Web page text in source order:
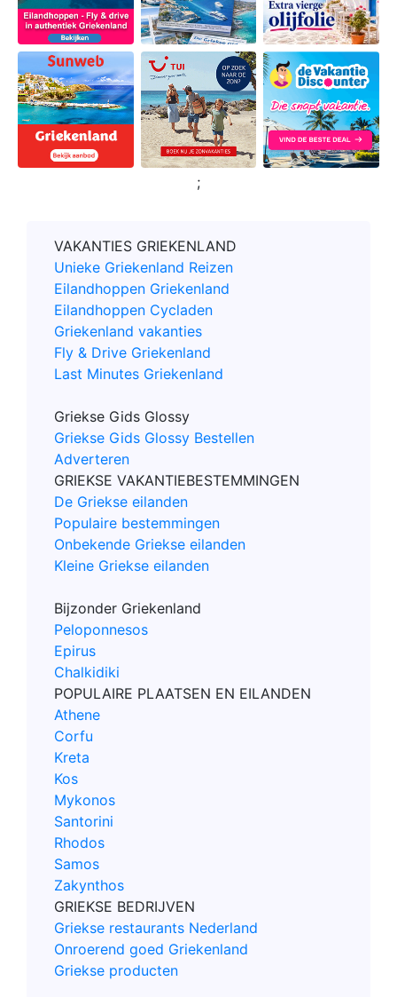
;
VAKANTIES GRIEKENLAND
Unieke Griekenland Reizen
Eilandhoppen Griekenland
Eilandhoppen Cycladen
Griekenland vakanties
Fly & Drive Griekenland
Last Minutes Griekenland
Griekse Gids Glossy
Griekse Gids Glossy Bestellen
Adverteren
GRIEKSE VAKANTIEBESTEMMINGEN
De Griekse eilanden
Populaire bestemmingen
Onbekende Griekse eilanden
Kleine Griekse eilanden
Bijzonder Griekenland
Peloponnesos
Epirus
Chalkidiki
POPULAIRE PLAATSEN EN EILANDEN
Athene
Corfu
Kreta
Kos
Mykonos
Santorini
Rhodos
Samos
Zakynthos
GRIEKSE BEDRIJVEN
Griekse restaurants Nederland
Onroerend goed Griekenland
Griekse producten